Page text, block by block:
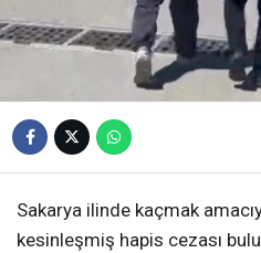
Sakarya ilinde kaçmak
kesinleşmiş hapis cezası